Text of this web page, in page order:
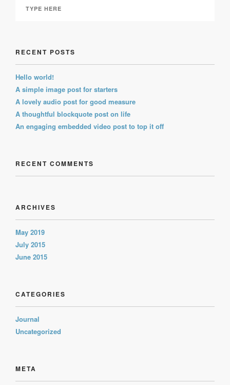
RECENT POSTS
Hello world!
A simple image post for starters
A lovely audio post for good measure
A thoughtful blockquote post on life
An engaging embedded video post to top it off
RECENT COMMENTS
ARCHIVES
May 2019
July 2015
June 2015
CATEGORIES
Journal
Uncategorized
META